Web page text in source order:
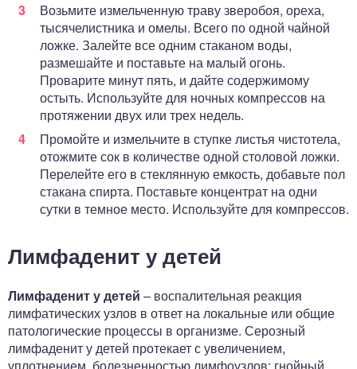
Возьмите измельченную траву зверобоя, ореха,
тысячелистника и омелы. Всего по одной чайной
ложке. Залейте все одним стаканом воды,
размешайте и поставьте на малый огонь.
Проварите минут пять, и дайте содержимому
остыть. Используйте для ночных компрессов на
протяжении двух или трех недель.
Промойте и измельчите в ступке листья чистотела,
отожмите сок в количестве одной столовой ложки.
Перелейте его в стеклянную емкость, добавьте пол
стакана спирта. Поставьте концентрат на одни
сутки в темное место. Используйте для компрессов.
Лимфаденит у детей
Лимфаденит у детей – воспалительная реакция
лимфатических узлов в ответ на локальные или общие
патологические процессы в организме. Серозный
лимфаденит у детей протекает с увеличением,